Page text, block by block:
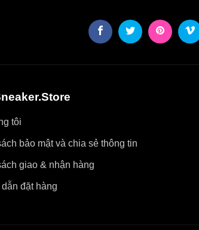
tôi
bảo mật và chia sẻ thông tin
giao & nhận hàng
đặt hàng